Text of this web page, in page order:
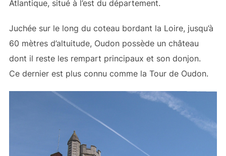
Atlantique, situé à l’est du département.
Juchée sur le long du coteau bordant la Loire, jusqu’à
60 mètres d’altuitude, Oudon possède un château
dont il reste les rempart principaux et son donjon.
Ce dernier est plus connu comme la Tour de Oudon.